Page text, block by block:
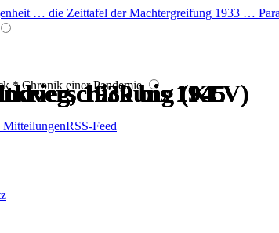
… die Zeittafel der Machtergreifung 1933 …
* Chronik einer Pandemie
RSS-Feed
1939 bis 1945
(KLV)
1939 bis 1945
1939 bis 1945
(KLV)
1939 bis 1945